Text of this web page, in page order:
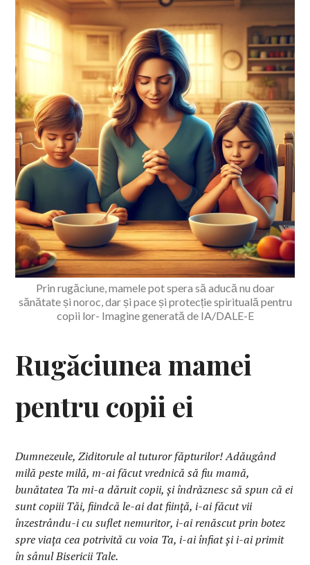
Prin rugăciune, mamele pot spera să aducă nu doar
sănătate și noroc, dar și pace și protecție spirituală pentru
copii lor- Imagine generată de IA/DALE-E
Rugăciunea mamei
pentru copii ei
Dumnezeule, Ziditorule al tuturor făpturilor! Adăugând
milă peste milă, m-ai făcut vrednică să fiu mamă,
bunătatea Ta mi-a dăruit copii, şi îndrăznesc să spun că ei
sunt copiii Tăi, fiindcă le-ai dat fiinţă, i-ai făcut vii
înzestrându-i cu suflet nemuritor, i-ai renăscut prin botez
spre viaţa cea potrivită cu voia Ta, i-ai înfiat şi i-ai primit
în sânul Bisericii Tale.